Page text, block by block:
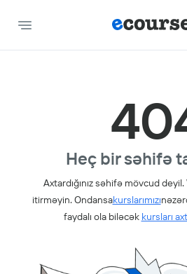
Heç bir səhifə
Axtardığınız səhifə mövcud deyil.
itirməyin. Ondansakurslarımızı
faydalı ola biləcək kursları